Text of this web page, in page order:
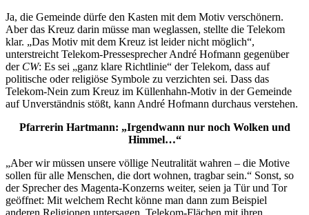
Ja, die Gemeinde dürfe den Kasten mit dem Motiv verschönern.
Aber das Kreuz darin müsse man weglassen, stellte die Telekom
klar. „Das Motiv mit dem Kreuz ist leider nicht möglich“,
unterstreicht Telekom-Pressesprecher André Hofmann gegenüber
der CW: Es sei „ganz klare Richtlinie“ der Telekom, dass auf
politische oder religiöse Symbole zu verzichten sei. Dass das
Telekom-Nein zum Kreuz im Küllenhahn-Motiv in der Gemeinde
auf Unverständnis stößt, kann André Hofmann durchaus verstehen.
Pfarrerin Hartmann: „Irgendwann nur noch Wolken und
Himmel…“
„Aber wir müssen unsere völlige Neutralität wahren – die Motive
sollen für alle Menschen, die dort wohnen, tragbar sein.“ Sonst, so
der Sprecher des Magenta-Konzerns weiter, seien ja Tür und Tor
geöffnet: Mit welchem Recht könne man dann zum Beispiel
anderen Religionen untersagen, Telekom-Flächen mit ihren